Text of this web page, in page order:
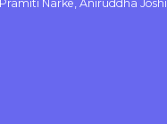
Pramiti Narke, Aniruddha Joshi